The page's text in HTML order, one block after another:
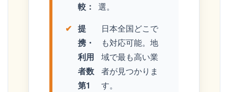
較：
選。
提
携・
利用
者数
第1
日本全国どこで
も対応可能。地
域で最も高い業
者が見つかりま
す。